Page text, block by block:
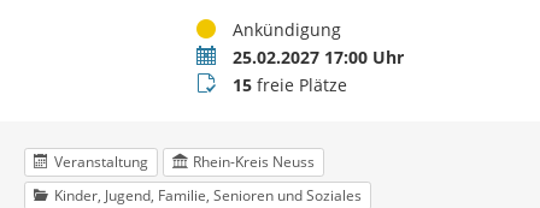
StatusAnkündigung
Termin25.02.2027 17:00 Uhr
Buchungsstatus
15freie Plätze
Veranstaltung
Rhein-Kreis Neuss
Kinder, Jugend, Familie, Senioren und Soziales